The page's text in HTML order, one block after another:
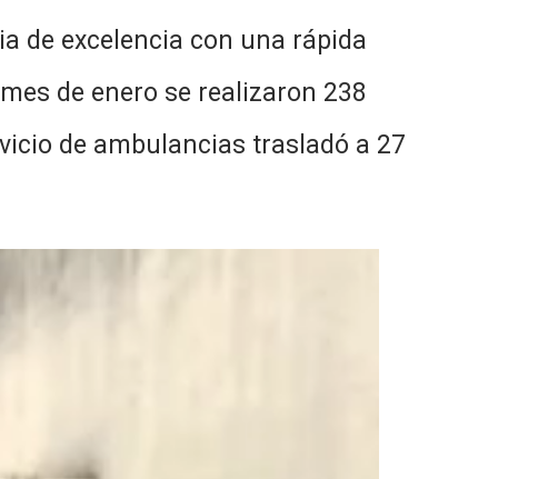
de excelencia con una rápida
de enero se realizaron 238
de ambulancias trasladó a 27